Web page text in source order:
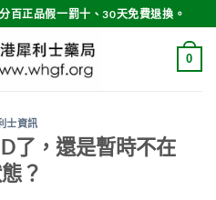
百正品假一罰十、30天免費退換。
0
士資訊
了，還是暫時不在
？